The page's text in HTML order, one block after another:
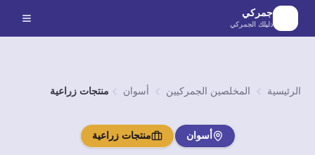
الانتقال إلى المحتوى الرئيسي
جمركي
دليلك الجمركي
الرئيسية المخلصين الجمركيين أسوان منتجات زراعية
أسوان منتجات زراعية